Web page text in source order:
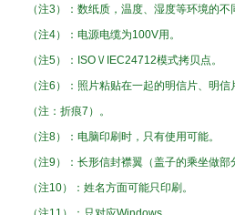
（注3 ）： 数纸质， 温度、湿度等环境的不
（注4）： 电源电缆为100V用 。
（注5）： ISO\/IEC24712模式拷贝点。
（注6 ）： 照片粘贴在一起的明信片、 明信
（注 ： 折痕7 ） 。
（注8）： 电脑印刷 时，只有使用可能。
（注9 ）： 长形信封襟翼（盖子的乘坐做部
（注10）： 姓名方面可能只印刷 。